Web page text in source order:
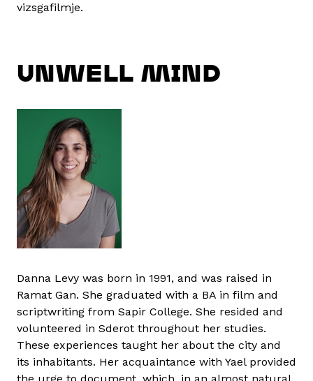
vizsgafilmje.
UNWELL MIND
Danna Levy was born in 1991, and was raised in
Ramat Gan. She graduated with a BA in film and
scriptwriting from Sapir College. She resided and
volunteered in Sderot throughout her studies.
These experiences taught her about the city and
its inhabitants. Her acquaintance with Yael provided